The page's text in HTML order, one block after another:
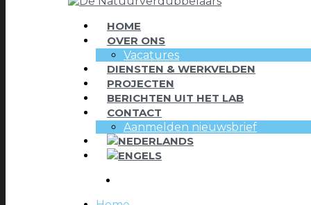
HOME
OVER ONS
Vacatures
DIENSTEN & WERKVELDEN
PROJECTEN
BERICHTEN UIT HET LAB
CONTACT
Aanmelden nieuwsbrief